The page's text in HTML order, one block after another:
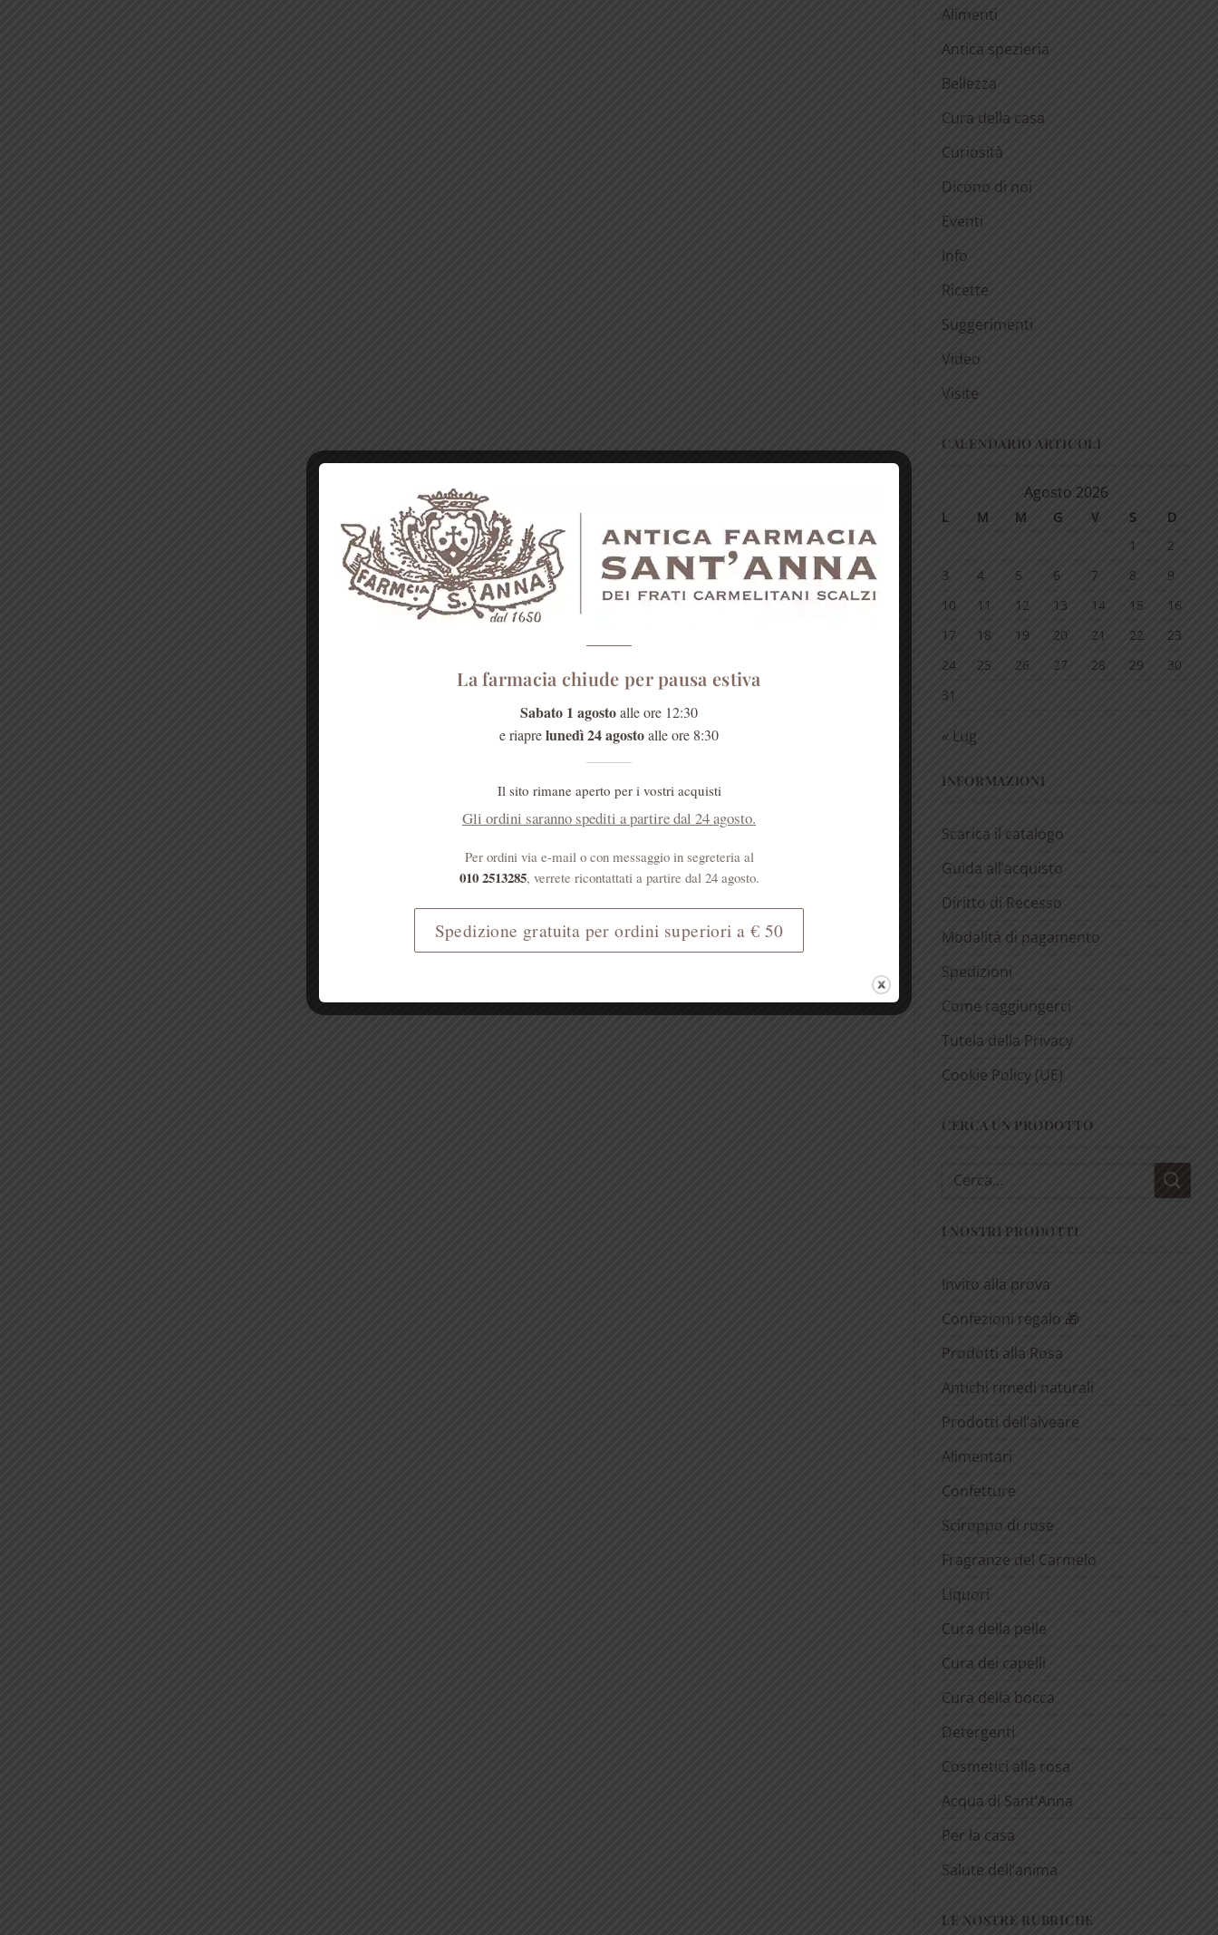
Alimenti
Antica spezieria
Bellezza
Cura della casa
Curiosità
Dicono di noi
Eventi
Info
Ricette
Suggerimenti
Video
Visite
CALENDARIO ARTICOLI
Agosto 2026
L M M G V S
D
1
2
3
4 5 6 7 8
9
10
11 12 13 14 15
16
17
18 19 20 21 22
23
24
25 26 27 28 29
30
31
« Lug
INFORMAZIONI
Scarica il catalogo
Guida all’acquisto
Diritto di Recesso
Modalità di pagamento
Spedizioni
Come raggiungerci
Tutela della Privacy
Cookie Policy (UE)
CERCA UN PRODOTTO
Cerca:
I NOSTRI PRODOTTI
Invito alla prova
Confezioni regalo 🎁
Prodotti alla Rosa
Antichi rimedi naturali
Prodotti dell’alveare
Alimentari
Confetture
Sciroppo di rose
Fragranze del Carmelo
Liquori
Cura della pelle
Cura dei capelli
Cura della bocca
Detergenti
Cosmetici alla rosa
Acqua di Sant’Anna
Per la casa
Salute dell’anima
LE NOSTRE RUBRICHE
La farmacia chiude per pausa estiva
Sabato 1 agostoalle ore 12:30
e riaprelunedì 24 agostoalle ore 8:30
Il sito rimane aperto per i vostri acquisti
Gli ordini saranno spediti a partire dal 24 agosto.
Per ordini via e-mail o con messaggio in segreteria al
010 2513285, verrete ricontattati a partire dal 24 agosto.
Spedizione gratuita per ordini superiori a € 50